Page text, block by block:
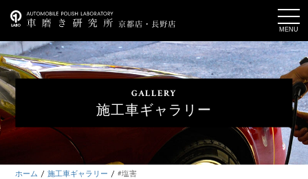
t
o
g
g
l
e
n
a
a
t
i
o
n
GALLERY
施工車ギャラリー
ホーム 施工車ギャラリー #塩害